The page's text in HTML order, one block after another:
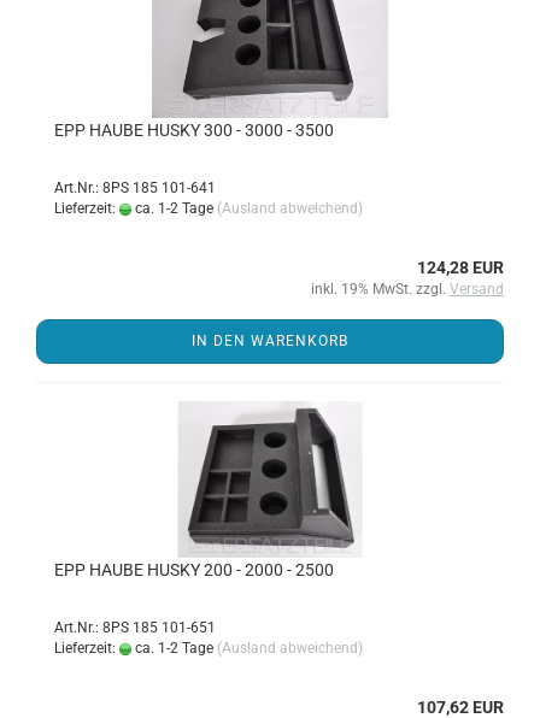
EPP HAUBE HUSKY 300 - 3000 - 3500
Art.Nr.: 8PS 185 101-641
Lieferzeit:
ca. 1-2 Tage (Ausland abweichend)
124,28 EUR
inkl. 19% MwSt. zzgl. Versand
IN DEN WARENKORB
EPP HAUBE HUSKY 200 - 2000 - 2500
Art.Nr.: 8PS 185 101-651
Lieferzeit:
ca. 1-2 Tage (Ausland abweichend)
107,62 EUR